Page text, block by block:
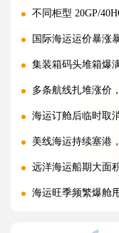
不同柜型 20GP/40HQ/
国际海运运价暴涨暴跌，
集装箱码头堆箱爆满，货
多条航线扎堆涨价，海
海运订舱后临时取消船
美线海运持续塞港，怎样
远洋海运船期大面积延误
海运旺季频繁爆舱甩柜，